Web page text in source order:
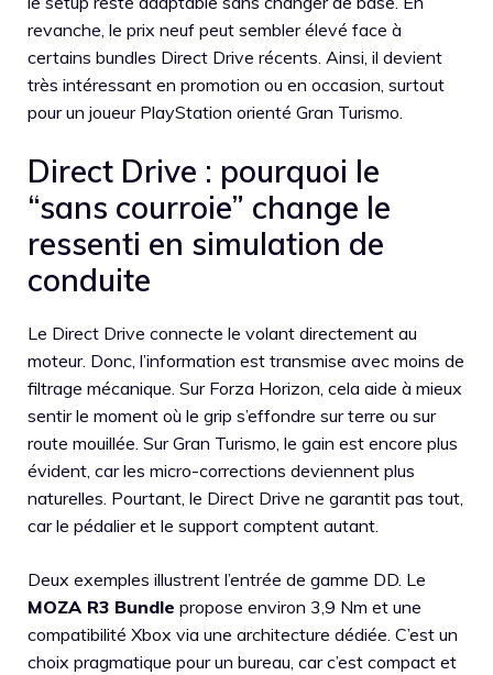
revanche, le prix neuf peut sembler élevé face à
certains bundles Direct Drive récents. Ainsi, il devient
très intéressant en promotion ou en occasion, surtout
pour un joueur PlayStation orienté Gran Turismo.
Direct Drive : pourquoi le
“sans courroie” change le
ressenti en simulation de
conduite
Le Direct Drive connecte le volant directement au
moteur. Donc, l’information est transmise avec moins de
filtrage mécanique. Sur Forza Horizon, cela aide à mieux
sentir le moment où le grip s’effondre sur terre ou sur
route mouillée. Sur Gran Turismo, le gain est encore plus
évident, car les micro-corrections deviennent plus
naturelles. Pourtant, le Direct Drive ne garantit pas tout,
car le pédalier et le support comptent autant.
Deux exemples illustrent l’entrée de gamme DD. Le
MOZA R3 Bundle propose environ 3,9 Nm et une
compatibilité Xbox via une architecture dédiée. C’est un
choix pragmatique pour un bureau, car c’est compact et